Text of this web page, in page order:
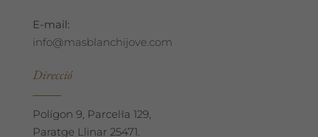
E-mail:
info@masblanchijove.com
Direcció
Polígon 9, Parcel·la 129,
Paratge Llinar 25471.